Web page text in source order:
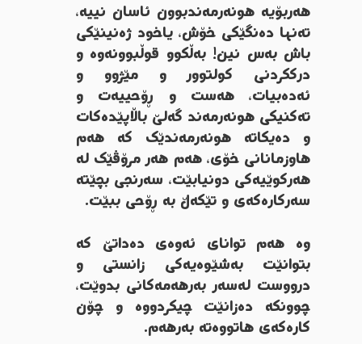
هەربۆیە هونەرمەندبوون ئاسان نییە،
تەنها دەنگێکی خۆش، یاخود ژەنینێکی
باش بەس نین! بەڵکوو قوڵبوونەوە و
درککردنی کولتوور و مێژوو و
ئەدەبیات، هەست و ڕۆحییەت و
تەکنیکی هونەرمەند گەلێ باڵاپێدەکات
و دەیکاتە هونەرمەندێک کە هەم
هاوزمانانی خۆی، هەم هەر مرۆڤێک لە
هەرکوێیەکی دونیابێت، سەرنجی بچێتە
سەرکارەکەی و تێکەڵ بە ڕۆحی ببێت.
وە هەم توانای ئەوەی دەداتێ کە
بتوانێت بەشێوەیەکی زانستی و
درووست لەسەر بەرهەمەکانی بدوێت،
چوونکە دەزانێت چیکردووە و چۆن
کارەکەی هاتووەتە بەرهەم.